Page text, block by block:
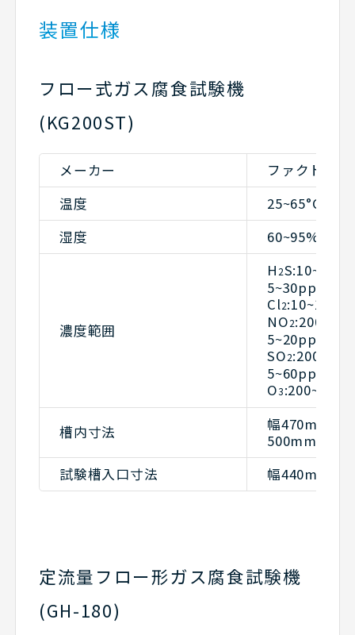
装置仕様
フロー式ガス腐食試験機
(KG200ST)
メーカー
ファクトケ
温度
25~65°C
湿度
60~95%rh
濃度範囲
H 2
5~30ppm
Cl2
NO2
5~20ppm
SO2
5~60ppm
O3
槽内寸法
幅470mm×
500mm×高
試験槽入口寸法
幅440mm×
定流量フロー形ガス腐食試験機
(GH-180)